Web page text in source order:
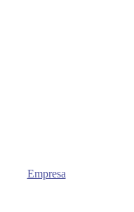
Empresa